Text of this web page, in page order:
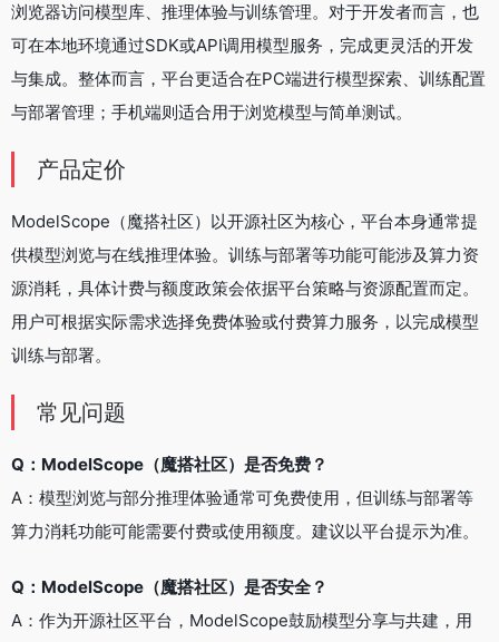
浏览器访问模型库、推理体验与训练管理。对于开发者而言，也
可在本地环境通过SDK或API调用模型服务，完成更灵活的开发
与集成。整体而言，平台更适合在PC端进行模型探索、训练配置
与部署管理；手机端则适合用于浏览模型与简单测试。
产品定价
ModelScope（魔搭社区）以开源社区为核心，平台本身通常提
供模型浏览与在线推理体验。训练与部署等功能可能涉及算力资
源消耗，具体计费与额度政策会依据平台策略与资源配置而定。
用户可根据实际需求选择免费体验或付费算力服务，以完成模型
训练与部署。
常见问题
Q：ModelScope（魔搭社区）是否免费？
A：模型浏览与部分推理体验通常可免费使用，但训练与部署等
算力消耗功能可能需要付费或使用额度。建议以平台提示为准。
Q：ModelScope（魔搭社区）是否安全？
A：作为开源社区平台，ModelScope鼓励模型分享与共建，用